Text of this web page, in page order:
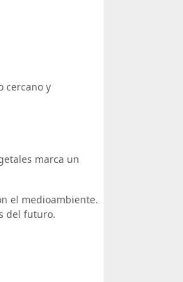
cercano y
marca un
el medioambiente.
del futuro.